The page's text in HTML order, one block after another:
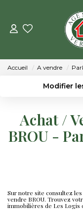
Accueil A vendre
Modifier
Type de bien
Budget max
Créer une
Achat /
BROU -
Sur notre site consultez
vendre BROU. Trouvez
immobilières de Les Logis